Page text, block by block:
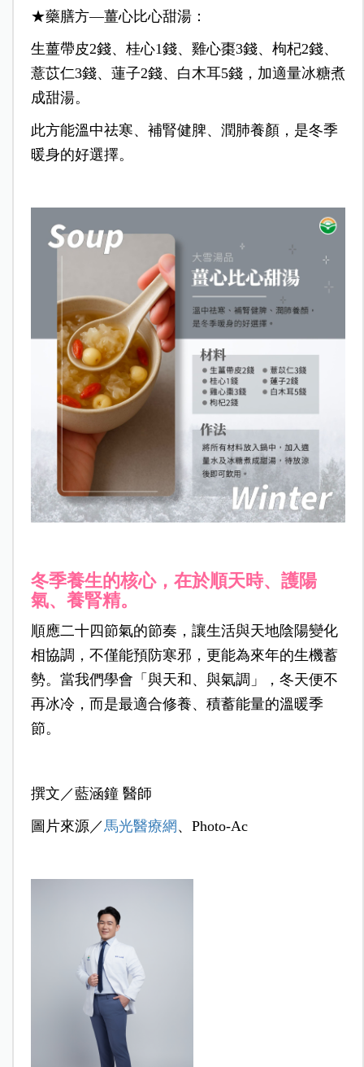
★藥膳方—薑心比心甜湯：
生薑帶皮2錢、桂心1錢、雞心棗3錢、枸杞2錢、
薏苡仁3錢、蓮子2錢、白木耳5錢，加適量冰糖煮
成甜湯。
此方能溫中祛寒、補腎健脾、潤肺養顏，是冬季
暖身的好選擇。
冬季養生的核心，在於順天時、護陽
氣、養腎精。
順應二十四節氣的節奏，讓生活與天地陰陽變化
相協調，不僅能預防寒邪，更能為來年的生機蓄
勢。當我們學會「與天和、與氣調」，冬天便不
再冰冷，而是最適合修養、積蓄能量的溫暖季
節。
撰文／藍涵鐘 醫師
圖片來源／馬光醫療網 、Photo-Ac